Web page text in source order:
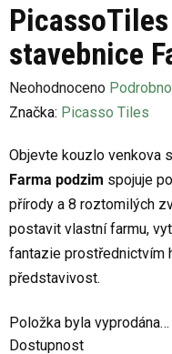
stavebnice
Průměrné
hodnocení
je
0,0
z
5
hvězdiček.
Neohodnoceno
Značka: Picasso Tiles
Objevte kouzlo venkova
Farma podzim spojuje
přírody a 8 roztomilých
postavit vlastní farmu,
fantazie prostřednictvím
představivost.
Položka byla vyprodána…
Dostupnost